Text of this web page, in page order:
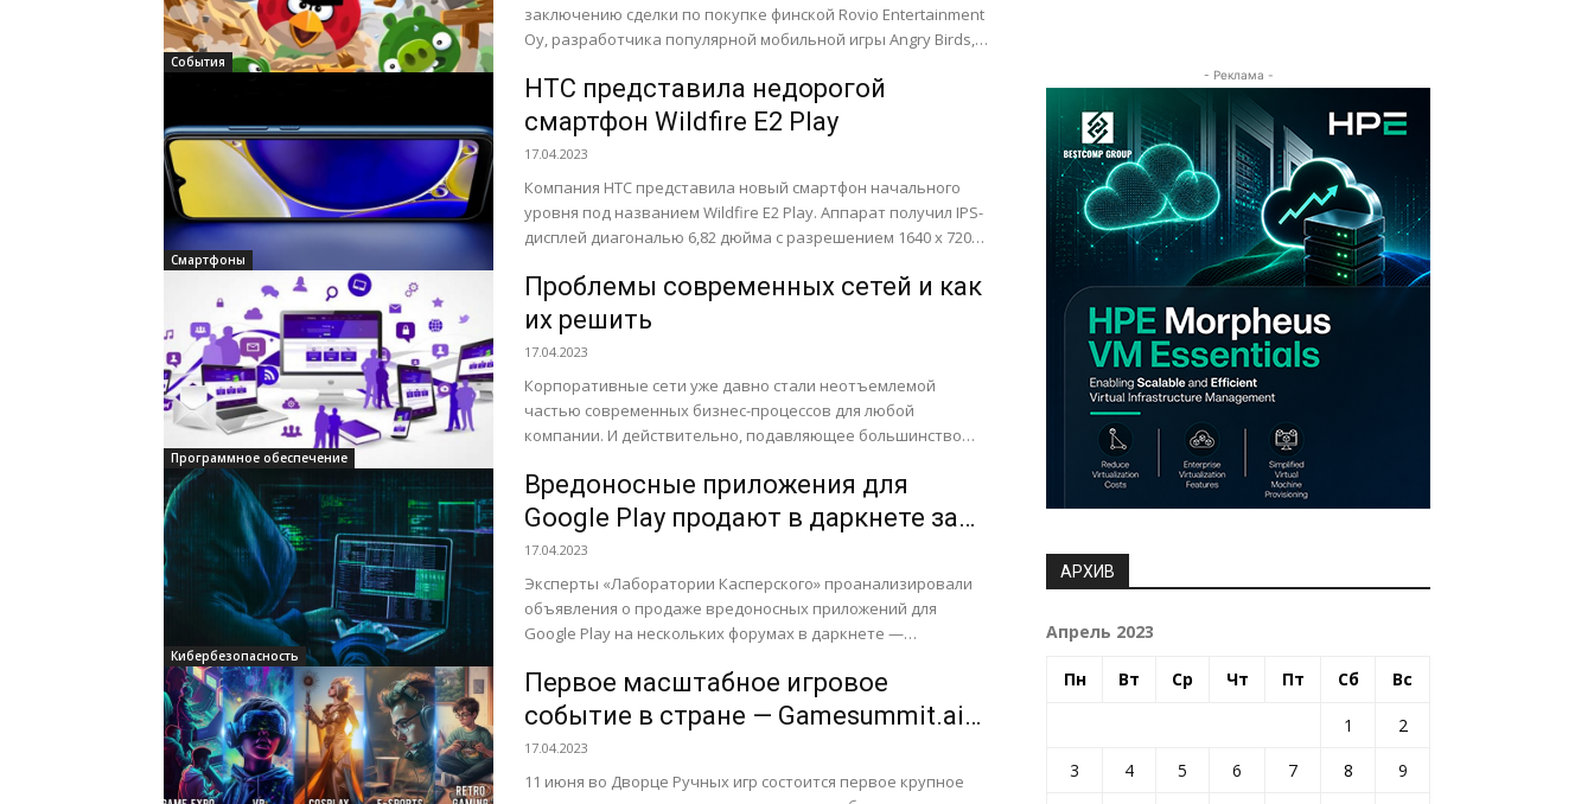
События
заключению сделки по покупке финской Rovio Entertainment
Oy, разработчика популярной мобильной игры Angry Birds,
Смартфоны
HTC представила недорогой
смартфон Wildfire E2 Play
17.04.2023
Компания HTC представила новый смартфон начального
уровня под названием Wildfire E2 Play. Аппарат получил IPS-
дисплей диагональю 6,82 дюйма с разрешением 1640 x 720
Программное обеспечение
Проблемы современных сетей и как
их решить
17.04.2023
Корпоративные сети уже давно стали неотъемлемой
частью современных бизнес-процессов для любой
компании. И действительно, подавляющее большинство
почта,...
Кибербезопасность
Вредоносные приложения для
Google Play продают в даркнете за
20 тысяч долларов
17.04.2023
Эксперты «Лаборатории Касперского» проанализировали
объявления о продаже вредоносных приложений для
Google Play на нескольких форумах в даркнете —
Первое масштабное игровое
событие в стране — Gamesummit.ai
пройдет 11 июня!
17.04.2023
11 июня во Дворце Ручных игр состоится первое крупное
- Реклама -
АРХИВ
Апрель 2023
Пн Вт Ср Чт Пт Сб Вс
1
2
3
4 5 6 7 8
9